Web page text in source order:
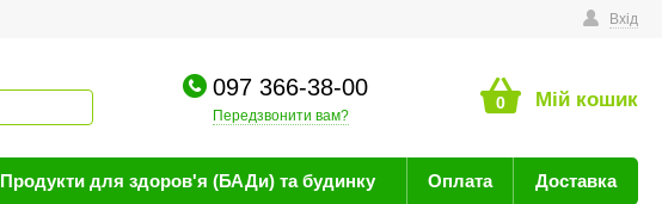
Вхід
097 366-38-00
Передзвонити вам?
0 Мій кошик
Продукти для здоров'я (БАДи) та будинку Оплата Доставка